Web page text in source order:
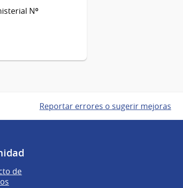
Nº
Reportar errores o sugerir mejoras
de